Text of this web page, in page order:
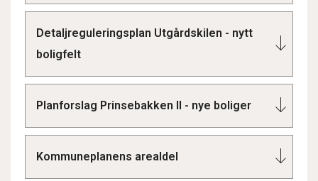
Detaljreguleringsplan Utgårdskilen - nytt
boligfelt
Planforslag Prinsebakken II - nye boliger
Kommuneplanens arealdel